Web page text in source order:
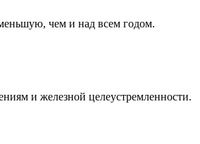
чем и над всем годом.
и железной целеустремленности.